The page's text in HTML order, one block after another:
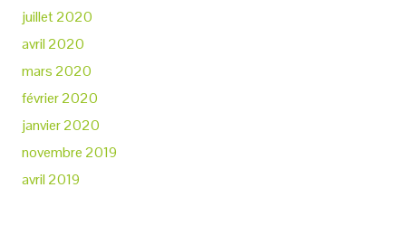
juillet 2020
avril 2020
mars 2020
février 2020
janvier 2020
novembre 2019
avril 2019